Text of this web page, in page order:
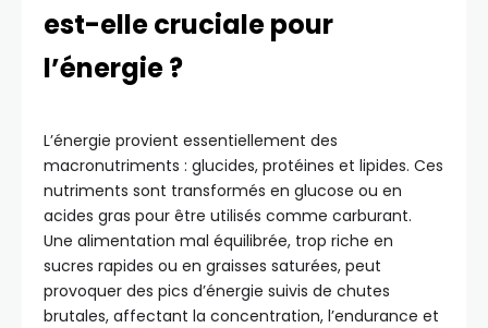
est-elle cruciale pour
l’énergie ?
L’énergie provient essentiellement des
macronutriments : glucides, protéines et lipides. Ces
nutriments sont transformés en glucose ou en
acides gras pour être utilisés comme carburant.
Une alimentation mal équilibrée, trop riche en
sucres rapides ou en graisses saturées, peut
provoquer des pics d’énergie suivis de chutes
brutales, affectant la concentration, l’endurance et